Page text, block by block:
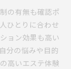
の有無も確認ポ
ひとりに合わせ
ョン効果も高い
分の悩みや目的
高いエステ体験